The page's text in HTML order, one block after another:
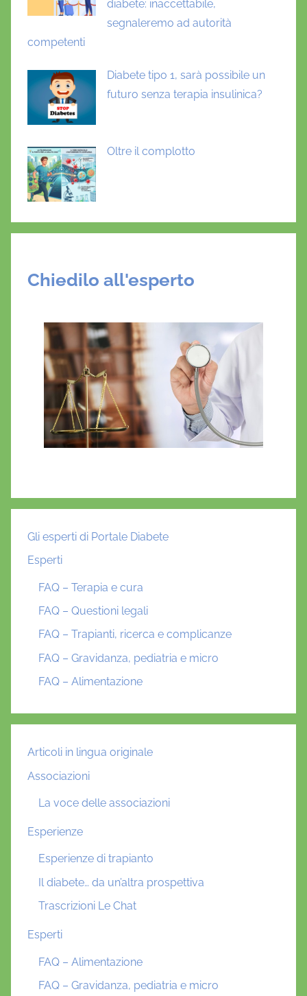
diabete: inaccettabile,
segnaleremo ad autorità
competenti
Diabete tipo 1, sarà possibile un
futuro senza terapia insulinica?
Oltre il complotto
Chiedilo all'esperto
Gli esperti di Portale Diabete
Esperti
FAQ – Terapia e cura
FAQ – Questioni legali
FAQ – Trapianti, ricerca e complicanze
FAQ – Gravidanza, pediatria e micro
FAQ – Alimentazione
Articoli in lingua originale
Associazioni
La voce delle associazioni
Esperienze
Esperienze di trapianto
Il diabete… da un’altra prospettiva
Trascrizioni Le Chat
Esperti
FAQ – Alimentazione
FAQ – Gravidanza, pediatria e micro